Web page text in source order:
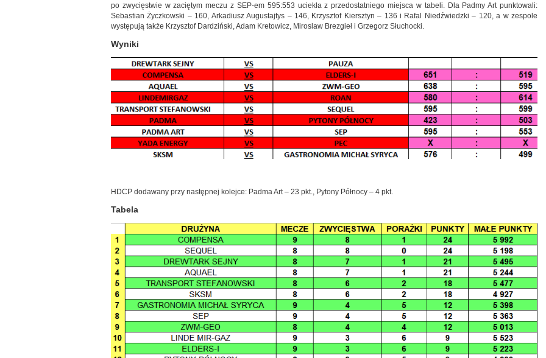
po zwycięstwie w zaciętym meczu z SEP-em 595:553 uciekła z przedostatniego miejsca w tabeli. Dla Padmy Art punktowali:
Sebastian Życzkowski – 160, Arkadiusz Augustajtys – 146, Krzysztof Kiersztyn – 136 i Rafal Niedźwiedzki – 120, a w zespole
występują także Krzysztof Dardziński, Adam Kretowicz, Miroslaw Brezgieł i Grzegorz Słuchocki.
Wyniki
HDCP dodawany przy następnej kolejce: Padma Art – 23 pkt., Pytony Północy – 4 pkt.
Tabela